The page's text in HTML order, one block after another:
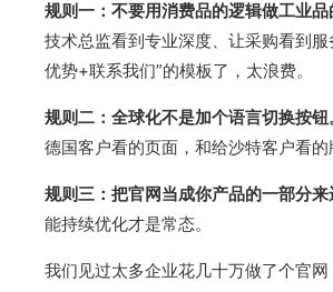
规则一：不要用消费品的逻辑做工业品
技术总监看到专业深度、让采购看到
优势+联系我们”的模板了，太浪费。
规则二：全球化不是加个语言切换按钮
德国客户看的页面，和给沙特客户看
规则三：把官网当成你产品的一部分来
能持续优化才是常态。
我们见过太多企业花几十万做了个官